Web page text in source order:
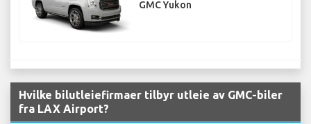
GMC Yukon
Hvilke bilutleiefirmaer tilbyr utleie av GMC-biler
fra LAX Airport?